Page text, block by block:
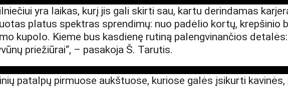
Apiemus
Karjera
yra laikas, kurį jis gali skirti sau, kartu derindamas
platus spektras sprendimų: nuo padėlio kortų, krepšinio
kupolo. Kieme bus kasdienę rutiną palengvinančios
priežiūrai“, – pasakoja Š. Tarutis.
patalpų pirmuose aukštuose, kuriose galės įsikurti